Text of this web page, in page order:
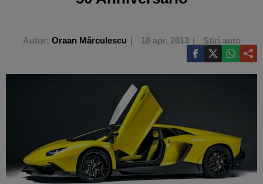
Autor: Oraan Mărculescu 18 apr. 2013 Știri auto